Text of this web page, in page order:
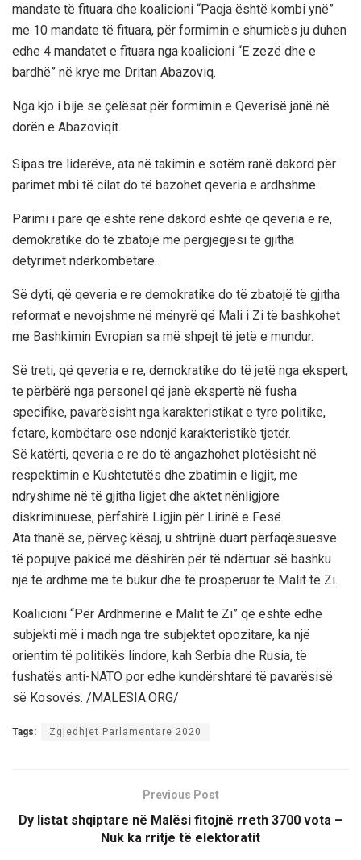
mandate të fituara dhe koalicioni “Paqja është kombi ynë”
me 10 mandate të fituara, për formimin e shumicës ju duhen
edhe 4 mandatet e fituara nga koalicioni “E zezë dhe e
bardhë” në krye me Dritan Abazoviq.
Nga kjo i bije se çelësat për formimin e Qeverisë janë në
dorën e Abazoviqit.
Sipas tre liderëve, ata në takimin e sotëm ranë dakord për
parimet mbi të cilat do të bazohet qeveria e ardhshme.
Parimi i parë që është rënë dakord është që qeveria e re,
demokratike do të zbatojë me përgjegjësi të gjitha
detyrimet ndërkombëtare.
Së dyti, që qeveria e re demokratike do të zbatojë të gjitha
reformat e nevojshme në mënyrë që Mali i Zi të bashkohet
me Bashkimin Evropian sa më shpejt të jetë e mundur.
Së treti, që qeveria e re, demokratike do të jetë nga ekspert,
te përbërë nga personel që janë ekspertë në fusha
specifike, pavarësisht nga karakteristikat e tyre politike,
fetare, kombëtare ose ndonjë karakteristikë tjetër.
Së katërti, qeveria e re do të angazhohet plotësisht në
respektimin e Kushtetutës dhe zbatimin e ligjit, me
ndryshime në të gjitha ligjet dhe aktet nënligjore
diskriminuese, përfshirë Ligjin për Lirinë e Fesë.
Ata thanë se, përveç kësaj, u shtrijnë duart përfaqësuesve
të popujve pakicë me dëshirën për të ndërtuar së bashku
një të ardhme më të bukur dhe të prosperuar të Malit të Zi.
Koalicioni “Për Ardhmërinë e Malit të Zi” që është edhe
subjekti më i madh nga tre subjektet opozitare, ka një
orientim të politikës lindore, kah Serbia dhe Rusia, të
fushatës anti-NATO por edhe kundërshtarë të pavarësisë
së Kosovës. /MALESIA.ORG/
Tags: Zgjedhjet Parlamentare 2020
Previous Post
Dy listat shqiptare në Malësi fitojnë rreth 3700 vota –
Nuk ka rritje të elektoratit